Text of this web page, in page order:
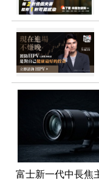
富士新一代中長焦